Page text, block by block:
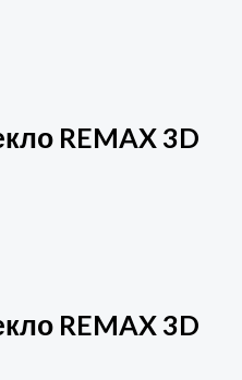
REMAX 3D
REMAX 3D